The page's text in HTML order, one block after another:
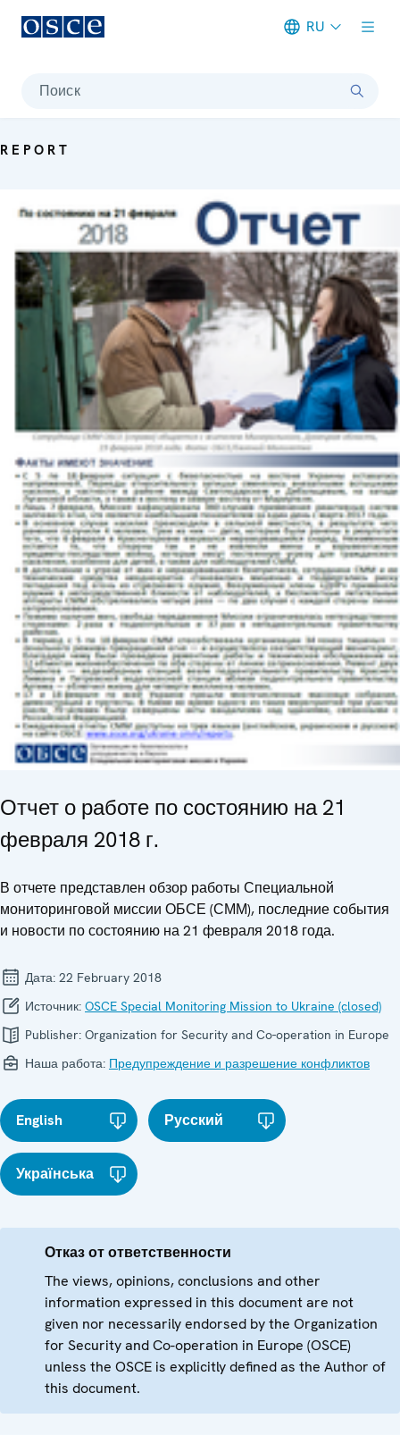
RU
Поиск
REPORT
Отчет о работе по состоянию на 21
февраля 2018 г.
В отчете представлен обзор работы Специальной
мониторинговой миссии ОБСЕ (СММ), последние события
и новости по состоянию на 21 февраля 2018 года.
Дата: 22 February 2018
Источник: OSCE Special Monitoring Mission to Ukraine (closed)
Publisher: Organization for Security and Co-operation in Europe
Наша работа: Предупреждение и разрешение конфликтов
English Русский
Українська
Отказ от ответственности
The views, opinions, conclusions and other
information expressed in this document are not
given nor necessarily endorsed by the Organization
for Security and Co-operation in Europe (OSCE)
unless the OSCE is explicitly defined as the Author of
this document.